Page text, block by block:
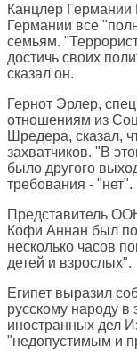
Канцлер Германии
Германии все
семьям.
достичь своих
сказал он.
Гернот Эрлер,
отношениям из
Шредера, сказал,
захватчиков. "В
было другого
требования - "нет".
Представитель
Кофи Аннан был
несколько часов
детей и взрослых".
Египет выразил
русскому народу
иностранных дел
"недопустимым и